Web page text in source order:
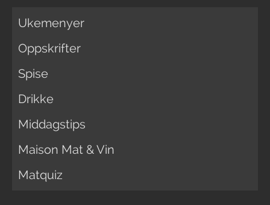
Ukemenyer
Oppskrifter
Spise
Drikke
Middagstips
Maison Mat & Vin
Matquiz